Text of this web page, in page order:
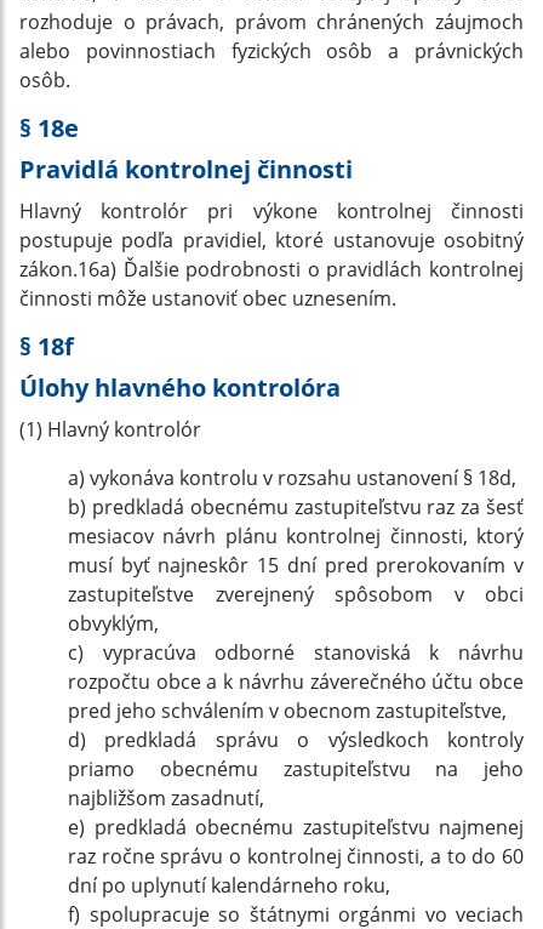
rozhoduje o právach, právom chránených záujmoch
alebo povinnostiach fyzických osôb a právnických
osôb.
§ 18e
Pravidlá kontrolnej činnosti
Hlavný kontrolór pri výkone kontrolnej činnosti
postupuje podľa pravidiel, ktoré ustanovuje osobitný
zákon.16a) Ďalšie podrobnosti o pravidlách kontrolnej
činnosti môže ustanoviť obec uznesením.
§ 18f
Úlohy hlavného kontrolóra
(1) Hlavný kontrolór
a) vykonáva kontrolu v rozsahu ustanovení § 18d,
b) predkladá obecnému zastupiteľstvu raz za šesť
mesiacov návrh plánu kontrolnej činnosti, ktorý
musí byť najneskôr 15 dní pred prerokovaním v
zastupiteľstve zverejnený spôsobom v obci
obvyklým,
c) vypracúva odborné stanoviská k návrhu
rozpočtu obce a k návrhu záverečného účtu obce
pred jeho schválením v obecnom zastupiteľstve,
d) predkladá správu o výsledkoch kontroly
priamo obecnému zastupiteľstvu na jeho
najbližšom zasadnutí,
e) predkladá obecnému zastupiteľstvu najmenej
raz ročne správu o kontrolnej činnosti, a to do 60
dní po uplynutí kalendárneho roku,
f) spolupracuje so štátnymi orgánmi vo veciach